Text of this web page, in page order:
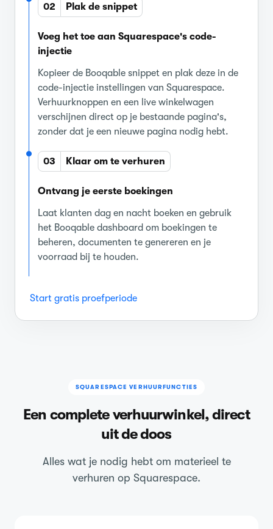
02 Plak de snippet
Voeg het toe aan Squarespace's code-
injectie
Kopieer de Booqable snippet en plak deze in de
code-injectie instellingen van Squarespace.
Verhuurknoppen en een live winkelwagen
verschijnen direct op je bestaande pagina's,
zonder dat je een nieuwe pagina nodig hebt.
03 Klaar om te verhuren
Ontvang je eerste boekingen
Laat klanten dag en nacht boeken en gebruik
het Booqable dashboard om boekingen te
beheren, documenten te genereren en je
voorraad bij te houden.
Start gratis proefperiode
SQUARESPACE VERHUURFUNCTIES
Een complete verhuurwinkel, direct
uit de doos
Alles wat je nodig hebt om materieel te
verhuren op Squarespace.